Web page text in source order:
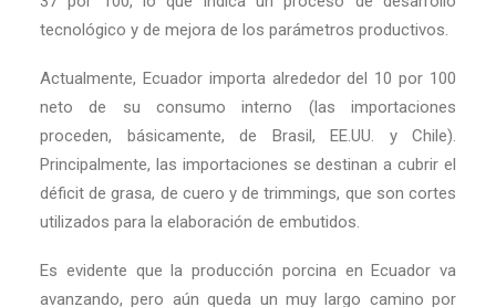
tecnológico y de mejora de los parámetros productivos.
Actualmente, Ecuador importa alrededor del 10 por 100
neto de su consumo interno (las importaciones
proceden, básicamente, de Brasil, EE.UU. y Chile).
Principalmente, las importaciones se destinan a cubrir el
déficit de grasa, de cuero y de trimmings, que son cortes
utilizados para la elaboración de embutidos.
Es evidente que la producción porcina en Ecuador va
avanzando, pero aún queda un muy largo camino por